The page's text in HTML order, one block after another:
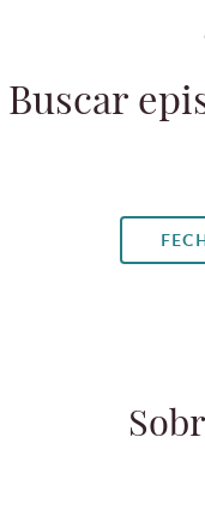
Buscar